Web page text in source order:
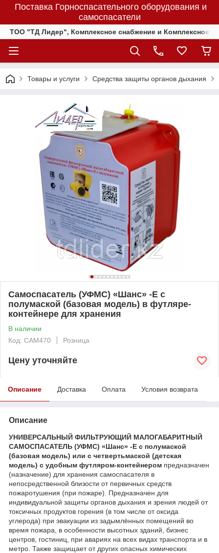
Поставка Горноспасательного оборудования и
самоспасатели
ТОО "ТД Лидер", Комплексное снабжение и Комплексное
Товары и услуги Средства защиты органов дыхания
Самоспасатель (УФМС) «Шанс» -Е с
полумаской (базовая модель) в футляре-
контейнере для хранения
В наличии
Код: САМ470
Розница
Цену уточняйте
Описание Доставка Оплата Условия возврата
Описание
УНИВЕРСАЛЬНЫЙ ФИЛЬТРУЮЩИЙ МАЛОГАБАРИТНЫЙ
САМОСПАСАТЕЛЬ (УФМС) «Шанс» -Е с полумаской
(базовая модель) или с четвертьмаской (детская
модель) с удобным футляром-контейнером предназначен
(назначение) для хранения самоспасателя в
непосредственной близости от первичных средств
пожаротушения (при пожаре). Предназначен для
индивидуальной защиты органов дыхания и зрения людей от
токсичных продуктов горения (в том числе от оксида
углерода) при эвакуации из задымлённых помещений во
время пожара, в особенности высотных зданий, бизнес
центров, гостиниц, при авариях на всех видах транспорта и в
метро. Также защищает от других опасных химических